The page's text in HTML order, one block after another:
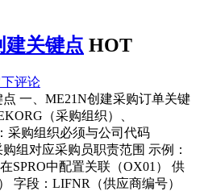
建关键点 HOT
评论
一、ME21N创建采购订单关键
（采购组织）、
采购组织必须与公司代码
购组对应采购员职责范围 示例：
SPRO中配置关联（OX01） 供
字段：LIFNR（供应商编号）